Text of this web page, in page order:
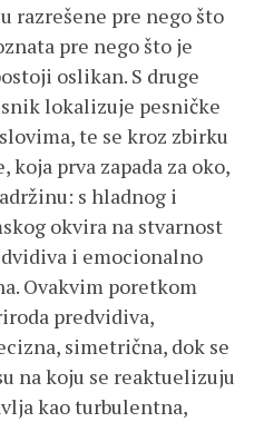
razrešene pre nego što
pre nego što je
oslikan. S druge
lokalizuje pesničke
te se kroz zbirku
koja prva zapada za oko,
s hladnog i
okvira na stvarnost
i emocionalno
Ovakvim poretkom
predvidiva,
simetrična, dok se
na koju se reaktuelizuju
kao turbulentna,